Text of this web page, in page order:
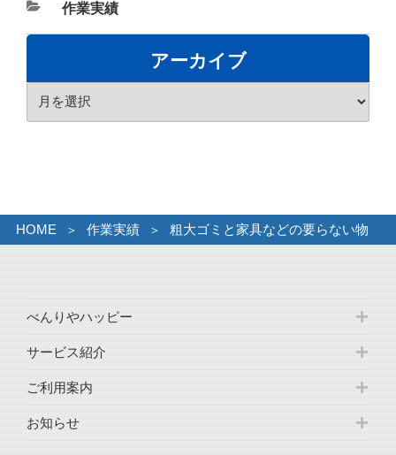
カ
テ
ー
作業実績
アーカイブ
HOME 作業実績 粗大ゴミと家具などの要らない物
べんりやハッピー
サービス紹介
ご利用案内
お知らせ